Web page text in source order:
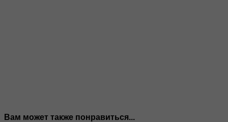
Вам может также понравиться...